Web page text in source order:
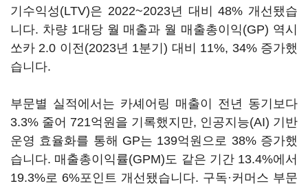
기수익성(LTV)은 2022~2023년 대비 48% 개선됐습
니다. 차량 1대당 월 매출과 월 매출총이익(GP) 역시
쏘카 2.0 이전(2023년 1분기) 대비 11%, 34% 증가했
습니다.
부문별 실적에서는 카셰어링 매출이 전년 동기보다
3.3% 줄어 721억원을 기록했지만, 인공지능(AI) 기반
운영 효율화를 통해 GP는 139억원으로 38% 증가했
습니다. 매출총이익률(GPM)도 같은 기간 13.4%에서
19.3%로 6%포인트 개선됐습니다. 구독·커머스 부문